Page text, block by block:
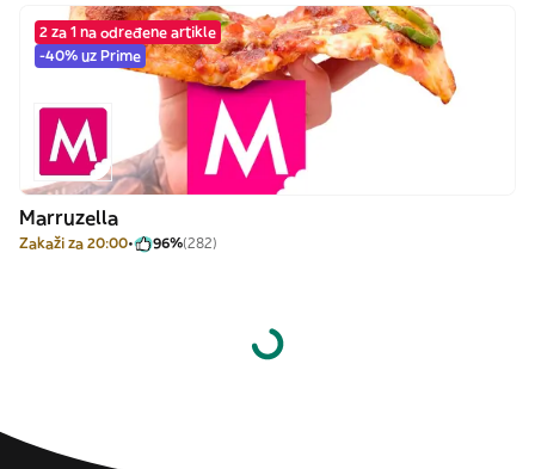
2 za 1 na određene artikle
-40% uz Prime
Marruzella
Zakaži za 20:00 96%(282)